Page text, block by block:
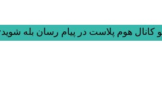
هوم پلاست در پیام رسان بله